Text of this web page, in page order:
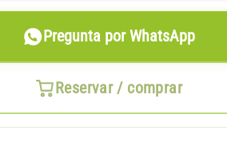
Reservar / comprar
Pregunta por WhatsApp